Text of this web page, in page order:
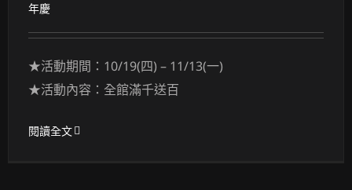
年慶
★活動期間：10/19(四) – 11/13(一)
★活動內容：全館滿千送百
閱讀全文